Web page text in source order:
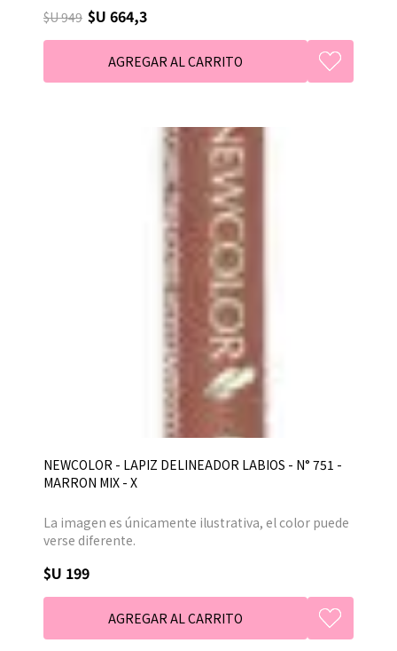
$U 949 $U 664,3
NEWCOLOR - LAPIZ DELINEADOR LABIOS - N° 751 -
MARRON MIX - X
La imagen es únicamente ilustrativa, el color puede
verse diferente.
$U 199